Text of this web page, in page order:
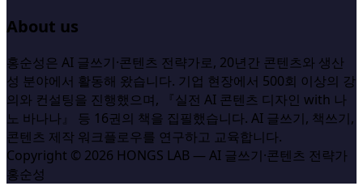
About us
홍순성은 AI 글쓰기·콘텐츠 전략가로, 20년간 콘텐츠와 생산
성 분야에서 활동해 왔습니다. 기업 현장에서 500회 이상의 강
의와 컨설팅을 진행했으며, 『실전 AI 콘텐츠 디자인 with 나
노 바나나』 등 16권의 책을 집필했습니다. AI 글쓰기, 책쓰기,
콘텐츠 제작 워크플로우를 연구하고 교육합니다.
Copyright © 2026 HONGS LAB — AI 글쓰기·콘텐츠 전략가
홍순성